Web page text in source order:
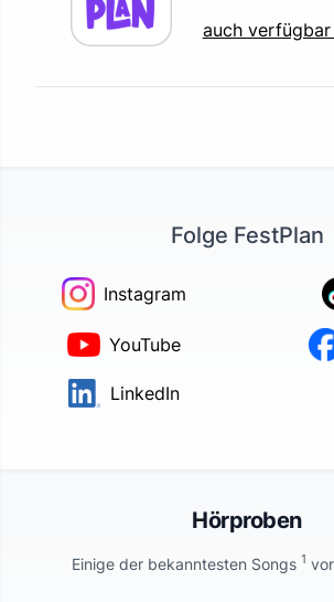
auch verfügbar
Folge FestPlan
Instagram
YouTube
LinkedIn
Hörproben
Einige der bekanntesten Songs 1